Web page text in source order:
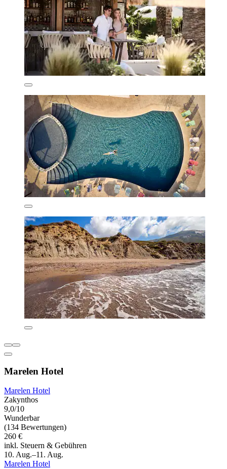
Marelen Hotel
Marelen Hotel
Zakynthos
9,0/10
Wunderbar
(134 Bewertungen)
260 €
inkl. Steuern & Gebühren
10. Aug.–11. Aug.
Marelen Hotel